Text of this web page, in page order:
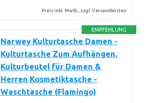
Preis inkl. MwSt., zzgl. Versandkosten
EMPFEHLUNG
Narwey Kulturtasche Damen -
Kulturtasche Zum Aufhängen,
Kulturbeutel für Damen &
Herren Kosmetiktasche -
Waschtasche (Flamingo)